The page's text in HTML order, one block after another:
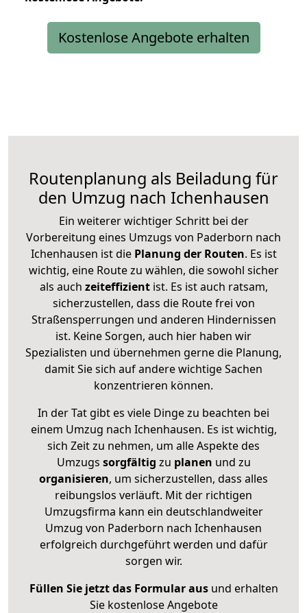
Kostenlose Angebote erhalten
Routenplanung als Beiladung für
den Umzug nach Ichenhausen
Ein weiterer wichtiger Schritt bei der
Vorbereitung eines Umzugs von Paderborn nach
Ichenhausen ist diePlanung der Routen. Es ist
wichtig, eine Route zu wählen, die sowohl sicher
als auch zeiteffizientist. Es ist auch ratsam,
sicherzustellen, dass die Route frei von
Straßensperrungen und anderen Hindernissen
ist. Keine Sorgen, auch hier haben wir
Spezialisten und übernehmen gerne die Planung,
damit Sie sich auf andere wichtige Sachen
konzentrieren können.
In der Tat gibt es viele Dinge zu beachten bei
einem Umzug nach Ichenhausen. Es ist wichtig,
sich Zeit zu nehmen, um alle Aspekte des
Umzugs sorgfältig zu planen und zu
organisieren, um sicherzustellen, dass alles
reibungslos verläuft. Mit der richtigen
Umzugsfirma kann ein deutschlandweiter
Umzug von Paderborn nach Ichenhausen
erfolgreich durchgeführt werden und dafür
sorgen wir.
Füllen Sie jetzt das Formular ausund erhalten
Sie kostenlose Angebote